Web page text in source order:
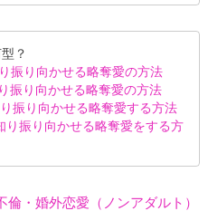
？
振り向かせる略奪愛の方法
振り向かせる略奪愛の方法
振り向かせる略奪愛する方法
振り向かせる略奪愛をする方